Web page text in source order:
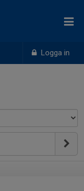
Logga in